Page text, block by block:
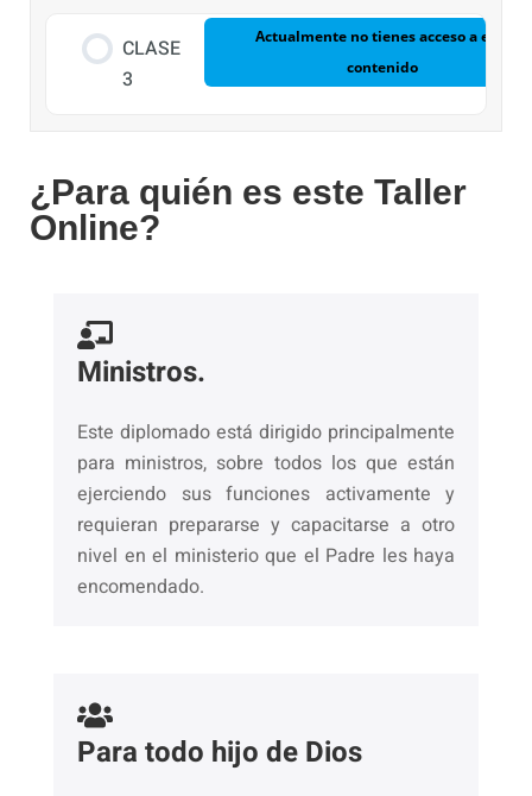
CLASE
3
Actualmente no tienes acceso a este
contenido
¿Para quién es este Taller
Online?
Ministros.
Este diplomado está dirigido principalmente
para ministros, sobre todos los que están
ejerciendo sus funciones activamente y
requieran prepararse y capacitarse a otro
nivel en el ministerio que el Padre les haya
encomendado.
Para todo hijo de Dios